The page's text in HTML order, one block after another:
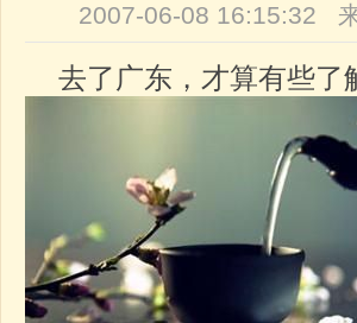
2007-06-08 16:15:32
去了广东，才算有些了